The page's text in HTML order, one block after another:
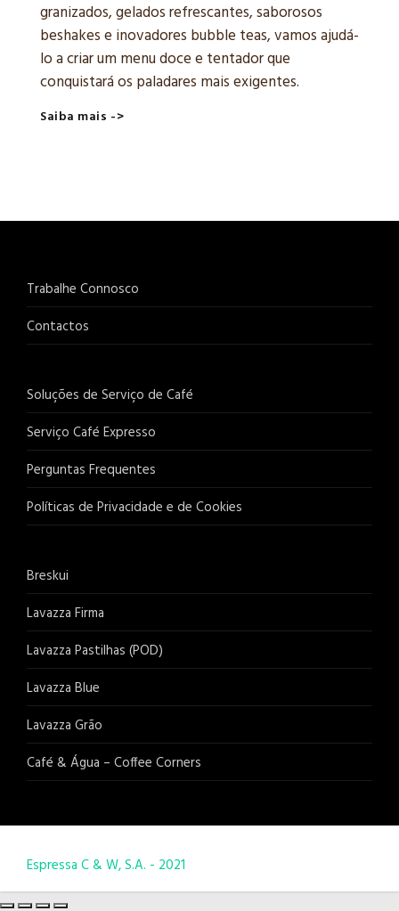
granizados, gelados refrescantes, saborosos
beshakes e inovadores bubble teas, vamos ajudá-
lo a criar um menu doce e tentador que
conquistará os paladares mais exigentes.
Saiba mais ->
Trabalhe Connosco
Contactos
Soluções de Serviço de Café
Serviço Café Expresso
Perguntas Frequentes
Políticas de Privacidade e de Cookies
Breskui
Lavazza Firma
Lavazza Pastilhas (POD)
Lavazza Blue
Lavazza Grão
Café & Água – Coffee Corners
Espressa C & W, S.A. - 2021